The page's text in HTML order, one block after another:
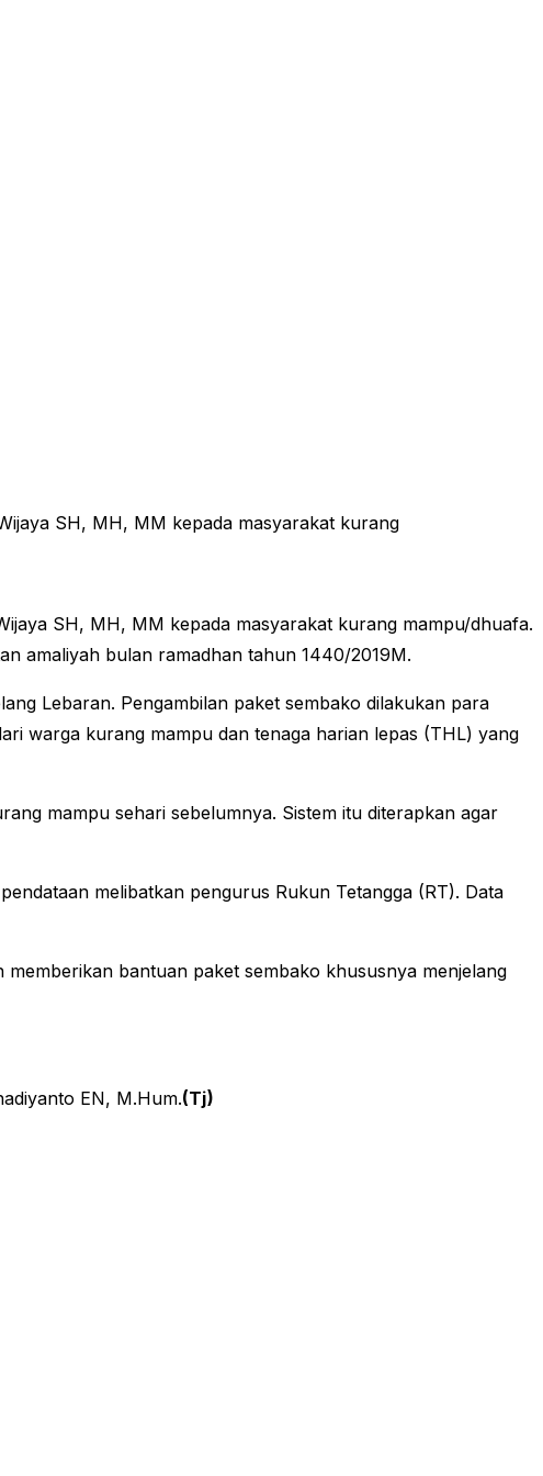
SH, MH, MM kepada masyarakat kurang
SH, MH, MM kepada masyarakat kurang mampu/dhuafa.
amaliyah bulan ramadhan tahun 1440/2019M.
Lebaran. Pengambilan paket sembako dilakukan para
warga kurang mampu dan tenaga harian lepas (THL) yang
mampu sehari sebelumnya. Sistem itu diterapkan agar
melibatkan pengurus Rukun Tetangga (RT). Data
bantuan paket sembako khususnya menjelang
EN, M.Hum.(Tj)